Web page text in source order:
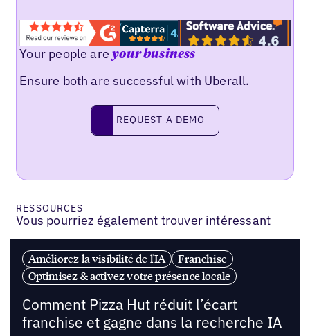
Your people areyour business
Ensure both are successful with Uberall.
request a demo
REQUEST A DEMO
RESSOURCES
Vous pourriez également trouver intéressant
Améliorez la visibilité de l'IA
Franchise
Optimisez & activez votre présence locale
Comment Pizza Hut réduit l’écart
franchise et gagne dans la recherche IA